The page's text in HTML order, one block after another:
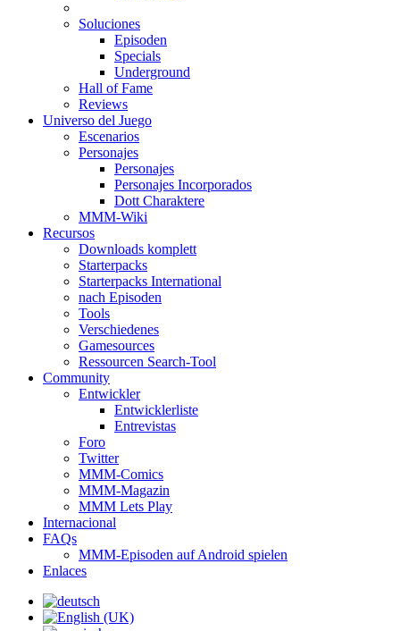
Soluciones
Episoden
Specials
Underground
Hall of Fame
Reviews
Universo del Juego
Escenarios
Personajes
Personajes
Personajes Incorporados
Dott Charaktere
MMM-Wiki
Recursos
Downloads komplett
Starterpacks
Starterpacks International
nach Episoden
Tools
Verschiedenes
Gamesources
Ressourcen Search-Tool
Community
Entwickler
Entwicklerliste
Entrevistas
Foro
Twitter
MMM-Comics
MMM-Magazin
MMM Lets Play
Internacional
FAQs
MMM-Episoden auf Android spielen
Enlaces